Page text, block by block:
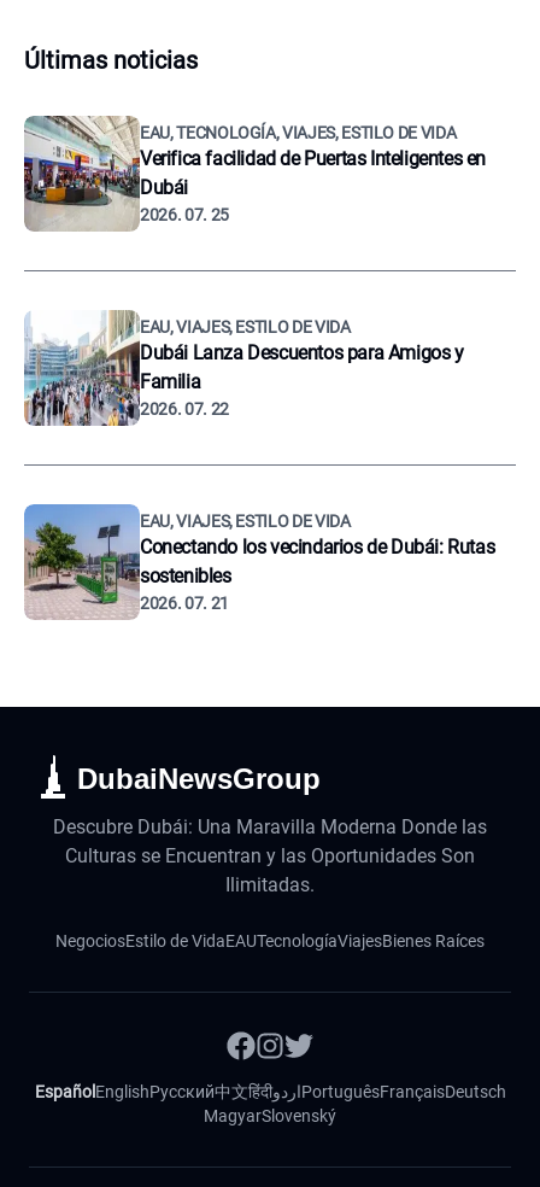
Últimas noticias
EAU, TECNOLOGÍA, VIAJES, ESTILO DE VIDA
Verifica facilidad de Puertas Inteligentes en
Dubái
2026. 07. 25
EAU, VIAJES, ESTILO DE VIDA
Dubái Lanza Descuentos para Amigos y
Familia
2026. 07. 22
EAU, VIAJES, ESTILO DE VIDA
Conectando los vecindarios de Dubái: Rutas
sostenibles
2026. 07. 21
DubaiNewsGroup
Descubre Dubái: Una Maravilla Moderna Donde las
Culturas se Encuentran y las Oportunidades Son
Ilimitadas.
NegociosEstilo de VidaEAUTecnologíaViajesBienes Raíces
Español EnglishРусский中文हिंदीاردوPortuguêsFrançaisDeutsch
MagyarSlovenský